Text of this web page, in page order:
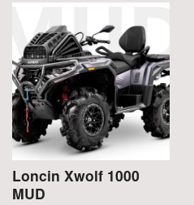
Loncin Xwolf 1000
MUD